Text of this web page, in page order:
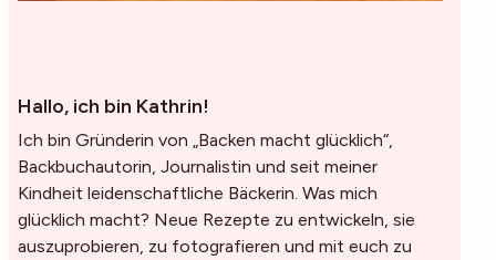
Hallo, ich bin Kathrin!
Ich bin Gründerin von „Backen macht glücklich“,
Backbuchautorin, Journalistin und seit meiner
Kindheit leidenschaftliche Bäckerin. Was mich
glücklich macht? Neue Rezepte zu entwickeln, sie
auszuprobieren, zu fotografieren und mit euch zu